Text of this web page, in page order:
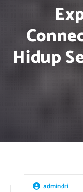
Hidup
admindri